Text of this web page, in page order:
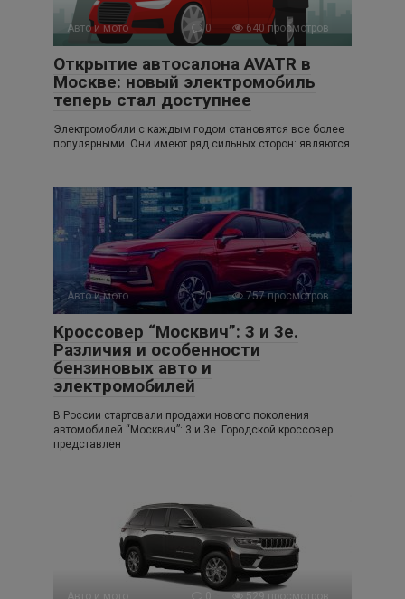
Авто и мото 0 640 просмотров
Открытие автосалона AVATR в
Москве: новый электромобиль
теперь стал доступнее
Электромобили с каждым годом становятся все более
популярными. Они имеют ряд сильных сторон: являются
Авто и мото 0 757 просмотров
Кроссовер “Москвич”: 3 и 3е.
Различия и особенности
бензиновых авто и
электромобилей
В России стартовали продажи нового поколения
автомобилей “Москвич”: 3 и 3е. Городской кроссовер
представлен